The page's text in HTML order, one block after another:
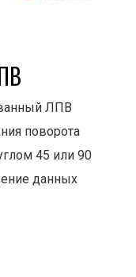
ЛПВ
поворота
45 или 90
данных